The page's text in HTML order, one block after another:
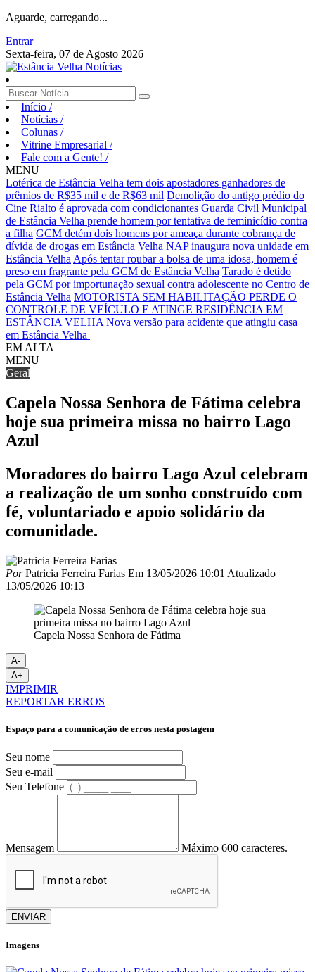
Aguarde, carregando...
Entrar
Sexta-feira, 07 de Agosto 2026
Início /
Notícias /
Colunas /
Vitrine Empresarial /
Fale com a Gente! /
MENU
Lotérica de Estância Velha tem dois apostadores ganhadores de
prêmios de R$35 mil e de R$63 mil Demolição do antigo prédio do
Cine Rialto é aprovada com condicionantes Guarda Civil Municipal
de Estância Velha prende homem por tentativa de feminicídio contra
a filha GCM detém dois homens por ameaça durante cobrança de
dívida de drogas em Estância Velha NAP inaugura nova unidade em
Estância Velha Após tentar roubar a bolsa de uma idosa, homem é
preso em fragrante pela GCM de Estância Velha Tarado é detido
pela GCM por importunação sexual contra adolescente no Centro de
Estância Velha MOTORISTA SEM HABILITAÇÃO PERDE O
CONTROLE DE VEÍCULO E ATINGE RESIDÊNCIA EM
ESTÂNCIA VELHA Nova versão para acidente que atingiu casa
em Estância Velha
EM ALTA
MENU
Geral
Capela Nossa Senhora de Fátima celebra
hoje sua primeira missa no bairro Lago
Azul
Moradores do bairro Lago Azul celebram
a realização de um sonho construído com
fé, voluntariado e apoio solidário da
comunidade.
PorPatricia Ferreira Farias Em 13/05/2026 10:01 Atualizado
13/05/2026 10:13
Capela Nossa Senhora de Fátima
A-
A+
IMPRIMIR
REPORTAR ERROS
Espaço para a comunicação de erros nesta postagem
Seu nome
Seu e-mail
Seu Telefone
Mensagem Máximo 600 caracteres.
ENVIAR
Imagens